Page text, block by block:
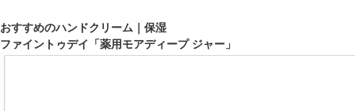
おすすめのハンドクリーム｜保湿
ファイントゥデイ「薬用モアディープ ジャー」